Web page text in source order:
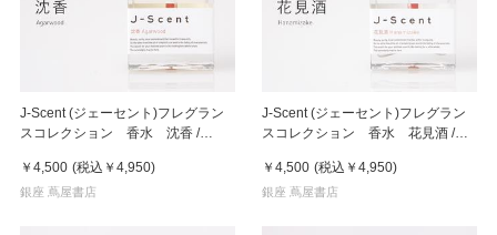
J-Scent (ジェーセント)フレグラン
スコレクション 香水 沈香 /
￥4,500 (税込 ￥4,950)
銀座 蔦屋書店
J-Scent (ジェーセント)フレグラン
スコレクション 香水 花見酒 /
50mL
￥4,500 (税込 ￥4,950)
銀座 蔦屋書店